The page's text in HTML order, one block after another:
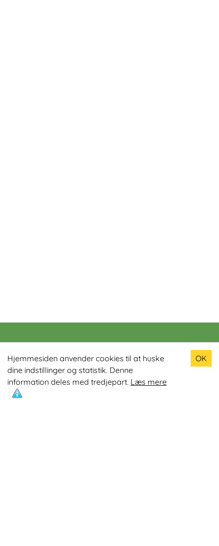
Hjemmesiden anvender cookies til at huske
dine indstillinger og statistik. Denne
information deles med tredjepart. Læs mere
OK
Populære produkter
Odin R900 Romaskine
Odin S900 Spinningcykel